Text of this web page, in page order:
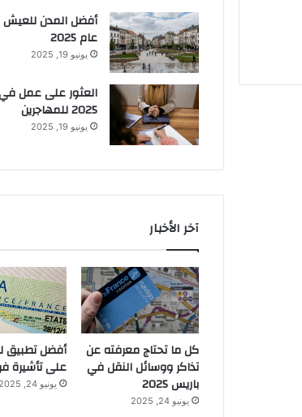
أفضل المدن للعيش
عام 2025
يونيو 19, 2025
العثور على عمل في
2025 للمهاجرين
يونيو 19, 2025
آخر الأخبار
كل ما تحتاج معرفته عن
تذاكر ووسائل النقل في
باريس 2025
يونيو 24, 2025
أفضل تطبيق
على تأشيرة
يونيو 24, 2025